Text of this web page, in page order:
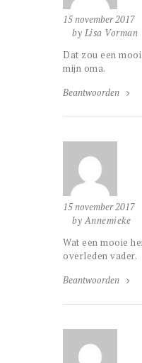
15 november 2017
by Lisa Vorman
Dat zou een
mijn oma.
Beantwoorden
15 november 2017
by Annemieke
Wat een mooie
overleden vader.
Beantwoorden